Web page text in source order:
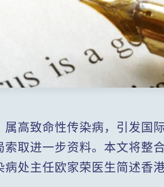
高致命性传染病，引发国
取进一步资料。本文将整
处主任欧家荣医生简述香